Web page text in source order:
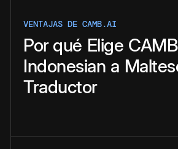
VENTAJAS DE CAMB.AI
Por qué Elige
Indonesian a
Traductor